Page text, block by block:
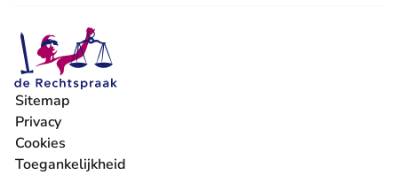
Sitemap
Privacy
Cookies
Toegankelijkheid